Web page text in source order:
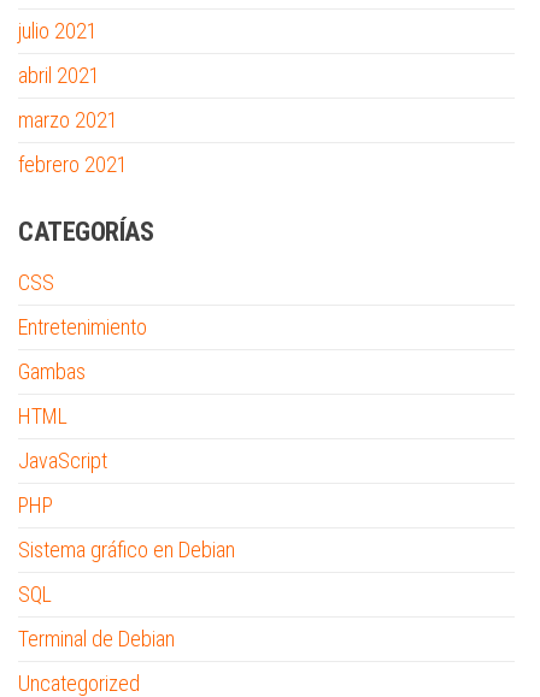
julio 2021
abril 2021
marzo 2021
febrero 2021
CATEGORÍAS
CSS
Entretenimiento
Gambas
HTML
JavaScript
PHP
Sistema gráfico en Debian
SQL
Terminal de Debian
Uncategorized